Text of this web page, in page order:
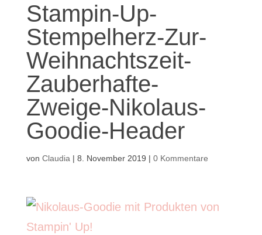
Stampin-Up-
Stempelherz-Zur-
Weihnachtszeit-
Zauberhafte-
Zweige-Nikolaus-
Goodie-Header
von Claudia | 8. November 2019 | 0 Kommentare